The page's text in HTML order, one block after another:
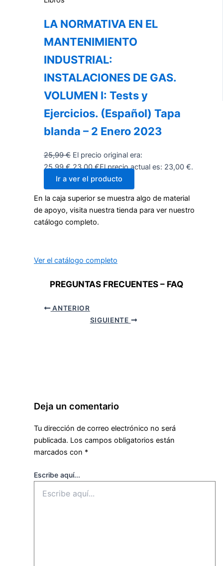
LA NORMATIVA EN EL
MANTENIMIENTO
INDUSTRIAL:
INSTALACIONES DE GAS.
VOLUMEN I: Tests y
Ejercicios. (Español) Tapa
blanda – 2 Enero 2023
25,99€ El precio original era:
25,99 €.23,00€El precio actual es: 23,00 €.
Ir a ver el producto
En la caja superior se muestra algo de material
de apoyo, visita nuestra tienda para ver nuestro
catálogo completo.
Ver el catálogo completo
PREGUNTAS FRECUENTES – FAQ
ANTERIOR
SIGUIENTE
Deja un comentario
Tu dirección de correo electrónico no será
publicada. Los campos obligatorios están
marcados con *
Escribe aquí...